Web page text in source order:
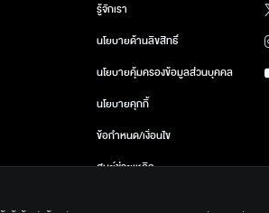
รู้จักเรา
นโยบายด้านลิขสิทธิ์
นโยบายคุ้มครองข้อมูลส่วนบุคคล
นโยบายคุกกี้
ข้อกำหนด/เงื่อนไข
ศูนย์ช่วยเหลือ